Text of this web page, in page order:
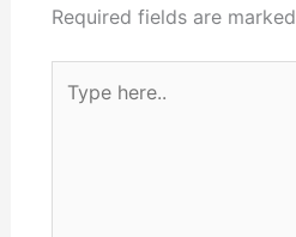
Required fields are marked
here..